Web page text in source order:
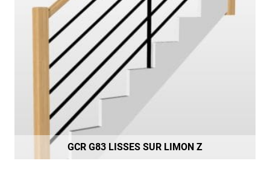
GCR G83 LISSES SUR LIMON Z